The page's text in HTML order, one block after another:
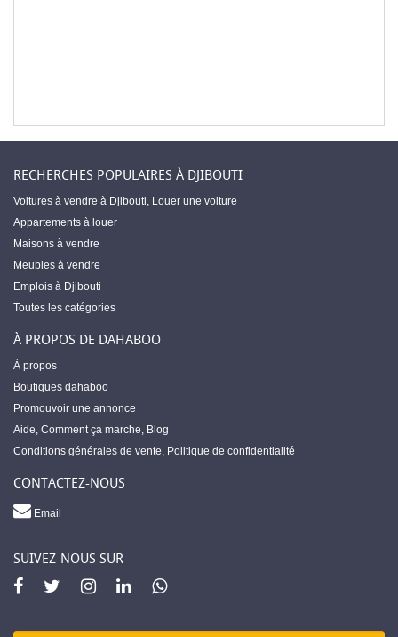
RECHERCHES POPULAIRES À DJIBOUTI
Voitures à vendre à Djibouti, Louer une voiture
Appartements à louer
Maisons à vendre
Meubles à vendre
Emplois à Djibouti
Toutes les catégories
À PROPOS DE DAHABOO
À propos
Boutiques dahaboo
Promouvoir une annonce
Aide, Comment ça marche, Blog
Conditions générales de vente, Politique de confidentialité
CONTACTEZ-NOUS
Email
SUIVEZ-NOUS SUR